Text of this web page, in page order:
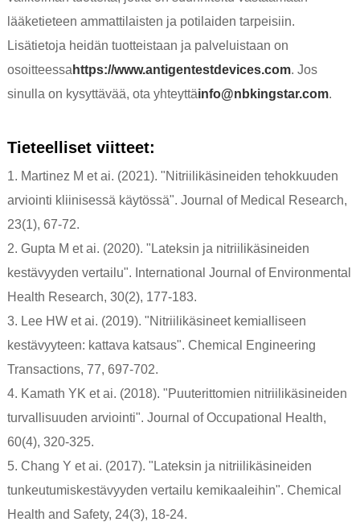
lääketieteen ammattilaisten ja potilaiden tarpeisiin.
Lisätietoja heidän tuotteistaan ​​ja palveluistaan ​​on
osoitteessa https://www.antigentestdevices.com. Jos
sinulla on kysyttävää, ota yhteyttäinfo@nbkingstar.com.
Tieteelliset viitteet:
1. Martinez M et ai. (2021). "Nitriilikäsineiden tehokkuuden
arviointi kliinisessä käytössä". Journal of Medical Research,
23(1), 67-72.
2. Gupta M et ai. (2020). "Lateksin ja nitriilikäsineiden
kestävyyden vertailu". International Journal of Environmental
Health Research, 30(2), 177-183.
3. Lee HW et ai. (2019). "Nitriilikäsineet kemialliseen
kestävyyteen: kattava katsaus". Chemical Engineering
Transactions, 77, 697-702.
4. Kamath YK et ai. (2018). "Puuterittomien nitriilikäsineiden
turvallisuuden arviointi". Journal of Occupational Health,
60(4), 320-325.
5. Chang Y et ai. (2017). "Lateksin ja nitriilikäsineiden
tunkeutumiskestävyyden vertailu kemikaaleihin". Chemical
Health and Safety, 24(3), 18-24.